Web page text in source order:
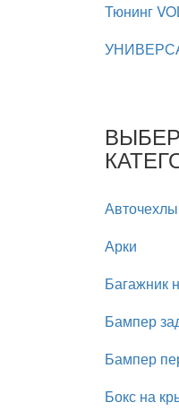
Тюнинг
Авточехлы
Арки
Багажник
Бампер
Бампер
Бокс на